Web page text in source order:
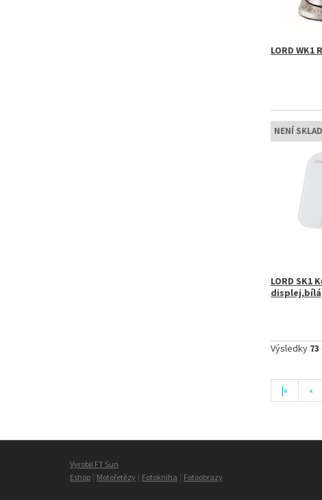
LORD
NENÍ
LORD SK1
displej,bílá
Výsledky 73
|« «
Vyrobil FT Sun
Eshop | Motořetězy | Fotokniha | Fotoobrazy